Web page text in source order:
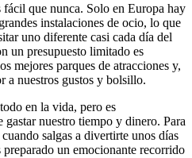
que nunca. Solo en Europa hay
instalaciones de ocio, lo que
uno diferente casi cada día del
un presupuesto limitado es
mejores parques de atracciones y,
a nuestros gustos y bolsillo.
en la vida, pero es
gastar nuestro tiempo y dinero. Para
salgas a divertirte unos días
un emocionante recorrido